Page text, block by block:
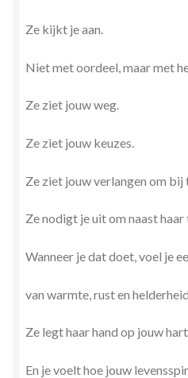
Ze kijkt je aan.
Niet met oordeel, maar met
Ze ziet jouw weg.
Ze ziet jouw keuzes.
Ze ziet jouw verlangen om bij
Ze nodigt je uit om naast
Wanneer je dat doet, voel je
van warmte, rust en helderheid.
Ze legt haar hand op jouw
En je voelt hoe jouw